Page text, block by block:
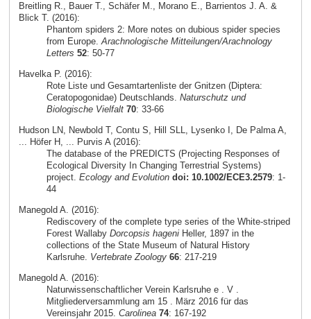
Breitling R., Bauer T., Schäfer M., Morano E., Barrientos J. A. &
Blick T. (2016):
Phantom spiders 2: More notes on dubious spider species
from Europe.Arachnologische Mitteilungen/Arachnology
Letters 52: 50-77
Havelka P. (2016):
Rote Liste und Gesamtartenliste der Gnitzen (Diptera:
Ceratopogonidae) Deutschlands. Naturschutz und
Biologische Vielfalt 70: 33-66
Hudson LN, Newbold T, Contu S, Hill SLL, Lysenko I, De Palma A,
... Höfer H, ... Purvis A (2016):
The database of the PREDICTS (Projecting Responses of
Ecological Diversity In Changing Terrestrial Systems)
project. Ecology and Evolution doi: 10.1002/ECE3.2579: 1-
44
Manegold A. (2016):
Rediscovery of the complete type series of the White-striped
Forest Wallaby Dorcopsis hageniHeller, 1897 in the
collections of the State Museum of Natural History
Karlsruhe. Vertebrate Zoology 66: 217-219
Manegold A. (2016):
Naturwissenschaftlicher Verein Karlsruhe e . V .
Mitgliederversammlung am 15 . März 2016 für das
Vereinsjahr 2015. Carolinea 74: 167-192